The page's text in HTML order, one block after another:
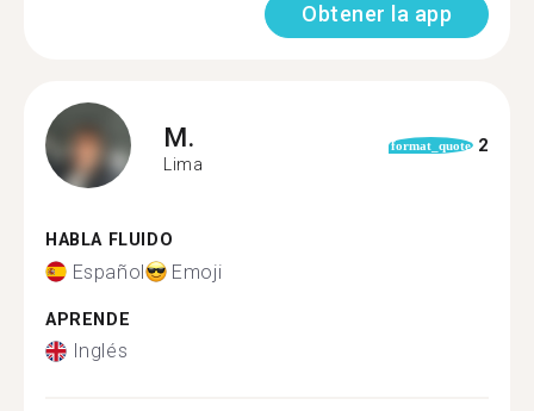
Obtener la app
M.
Lima
format_quote 2
HABLA FLUIDO
Español Emoji
APRENDE
Inglés